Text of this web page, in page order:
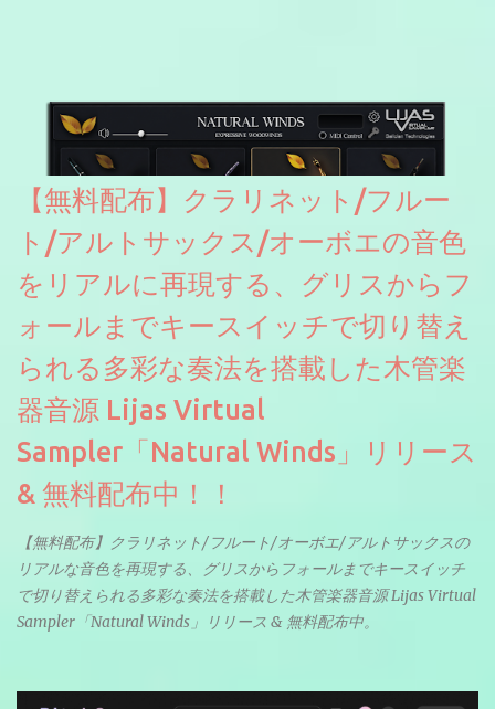
ソースを元に設計・改良した製品のようです。
【無料配布】クラリネット/フルー
ト/アルトサックス/オーボエの音色
をリアルに再現する、グリスからフ
ォールまでキースイッチで切り替え
られる多彩な奏法を搭載した木管楽
器音源 Lijas Virtual
Sampler「Natural Winds」リリース
& 無料配布中！！
【無料配布】クラリネット/フルート/オーボエ/アルトサックスの
リアルな音色を再現する、グリスからフォールまでキースイッチ
で切り替えられる多彩な奏法を搭載した木管楽器音源 Lijas Virtual
Sampler「Natural Winds」リリース & 無料配布中。